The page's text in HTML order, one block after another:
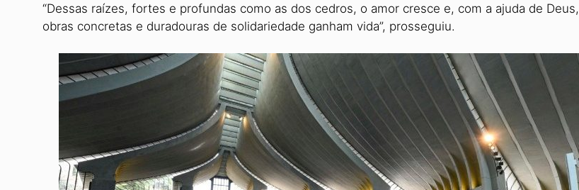
“Dessas raízes, fortes e profundas como as dos cedros, o amor cresce e, com a ajuda de Deus,
obras concretas e duradouras de solidariedade ganham vida”, prosseguiu.